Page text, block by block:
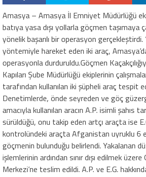
Amasya – Amasya İl Emniyet Müdürlüğü
batıya yasa dışı yollarla göçmen taşımaya
yönelik başarılı bir operasyon gerçekleştirdi.
yöntemiyle hareket eden iki araç,
operasyonla durduruldu.Göçmen
Kapıları Şube Müdürlüğü ekiplerinin
tarafından kullanılan iki şüpheli araç tespit
Denetimlerde, önde seyreden ve göç
amacıyla kullanılan aracın A.P. isimli şahıs
sürüldüğü, onu takip eden artçı araçta ise
kontrolündeki araçta Afganistan uyruklu 6
göçmenin bulunduğu belirlendi. Yakalanan
işlemlerinin ardından sınır dışı edilmek
Merkezi’ne teslim edildi. A.P. ve E.G.